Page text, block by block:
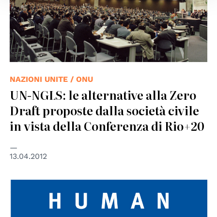
NAZIONI UNITE / ONU
UN-NGLS: le alternative alla Zero
Draft proposte dalla società civile
in vista della Conferenza di Rio+20
13.04.2012